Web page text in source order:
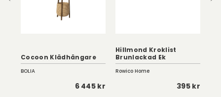
Cocoon Klädhängare
BOLIA
6 445 kr
Hillmond Kroklist
Brunlackad Ek
Rowico Home
395 kr